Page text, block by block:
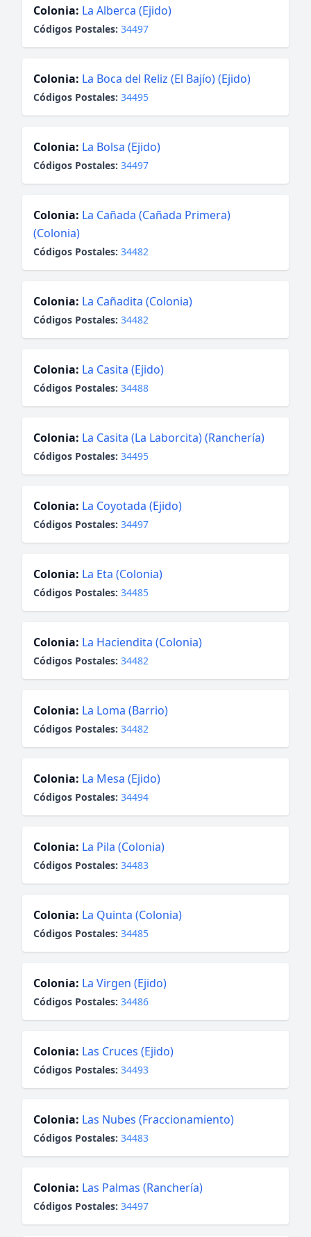
Colonia: La Alberca (Ejido)
Códigos Postales: 34497
Colonia: La Boca del Reliz (El Bajío) (Ejido)
Códigos Postales: 34495
Colonia: La Bolsa (Ejido)
Códigos Postales: 34497
Colonia: La Cañada (Cañada Primera)
(Colonia)
Códigos Postales: 34482
Colonia: La Cañadita (Colonia)
Códigos Postales: 34482
Colonia: La Casita (Ejido)
Códigos Postales: 34488
Colonia: La Casita (La Laborcita) (Ranchería)
Códigos Postales: 34495
Colonia: La Coyotada (Ejido)
Códigos Postales: 34497
Colonia: La Eta (Colonia)
Códigos Postales: 34485
Colonia: La Haciendita (Colonia)
Códigos Postales: 34482
Colonia: La Loma (Barrio)
Códigos Postales: 34482
Colonia: La Mesa (Ejido)
Códigos Postales: 34494
Colonia: La Pila (Colonia)
Códigos Postales: 34483
Colonia: La Quinta (Colonia)
Códigos Postales: 34485
Colonia: La Virgen (Ejido)
Códigos Postales: 34486
Colonia: Las Cruces (Ejido)
Códigos Postales: 34493
Colonia: Las Nubes (Fraccionamiento)
Códigos Postales: 34483
Colonia: Las Palmas (Ranchería)
Códigos Postales: 34497